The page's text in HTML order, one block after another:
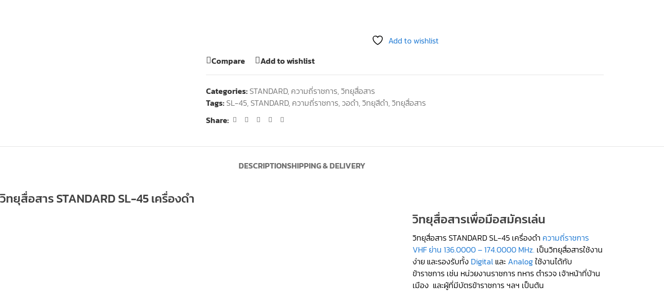
Add to wishlist
Compare
Add to wishlist
Categories: STANDARD, ความถี่ราชการ,วิทยุสื่อสาร
Tags: SL-45, STANDARD, ความถี่ราชการ, วอดำ,วิทยุสีดำ,วิทยุสื่อสาร
Share:
DESCRIPTIONSHIPPING & DELIVERY
วิทยุสื่อสาร STANDARD SL-45 เครื่องดำ
วิทยุสื่อสารเพื่อมือสมัครเล่น
วิทยุสื่อสาร STANDARD SL-45 เครื่องดำ ความถี่ราชการ
VHF ย่าน 136.0000 – 174.0000 MHz. เป็นวิทยุสื่อสารใช้งาน
ง่าย และรองรับทั้ง Digitalและ Analogใช้งานได้กับ
ข้าราชการ เช่น หน่วยงานราชการ ทหาร ตำรวจ เจ้าหน้าที่บ้าน
เมือง และผู้ที่มีบัตรข้าราชการ ฯลฯ เป็นต้น